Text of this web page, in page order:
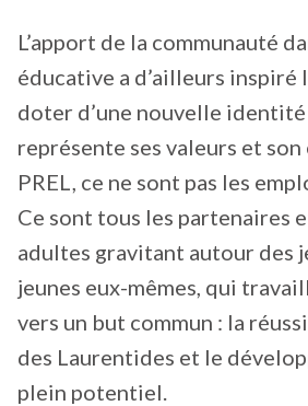
L’apport de la communauté
éducative a d’ailleurs inspiré
doter d’une nouvelle
représente ses valeurs et son
PREL, ce ne sont pas les
Ce sont tous les partenaires
adultes gravitant autour des
jeunes eux-mêmes, qui
vers un but commun : la
des Laurentides et le
plein potentiel.